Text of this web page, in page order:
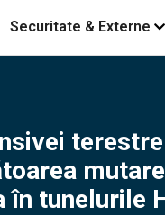
Securitate & Externe
în tunelurile